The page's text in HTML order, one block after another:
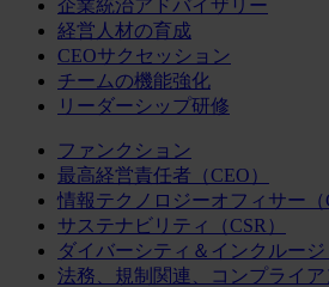
企業統治アドバイザリー
経営人材の育成
CEOサクセッション
チームの機能強化
リーダーシップ研修
ファンクション
最高経営責任者（CEO）
情報テクノロジーオフィサー（
サステナビリティ（CSR）
ダイバーシティ＆インクルージ
法務、規制関連、コンプライア